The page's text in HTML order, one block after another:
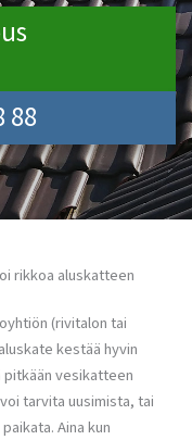
88
rikkoa aluskatteen
(rivitalon tai
kestää hyvin
pitkään vesikatteen
tarvita uusimista, tai
Aina kun